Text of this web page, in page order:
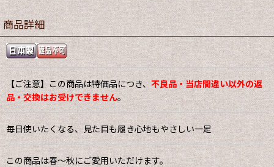
商品詳細
【ご注意】この商品は特価品につき、不良品・当店間違い以外の返
品・交換はお受けできません。
毎日使いたくなる、見た目も履き心地もやさしい一足
この商品は春〜秋にご愛用いただけます。